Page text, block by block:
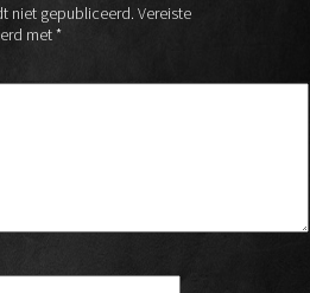
niet gepubliceerd. Vereiste
met*